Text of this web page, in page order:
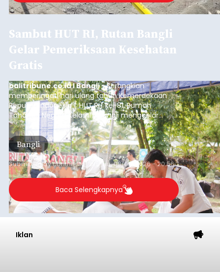
Sambut HUT RI, Rutan Bangli
Gelar Pemeriksaan Kesehatan
Gratis
balitribune.co.id I Bangli -Serangkian
memperingati hari ulang tahun Kemerdekaan
Republik Indonesia ( HUT RI) ke-81, Rumah
Tahanan Negara Kelas II B Bangli menggelar
kegiatan pemeriksaan kesehatan gratis, Rabu
(6/8/2026).
Bangli
Submitted bycontributor Thu, 08/06/2026 - 20:56
Baca Selengkapnya
Iklan